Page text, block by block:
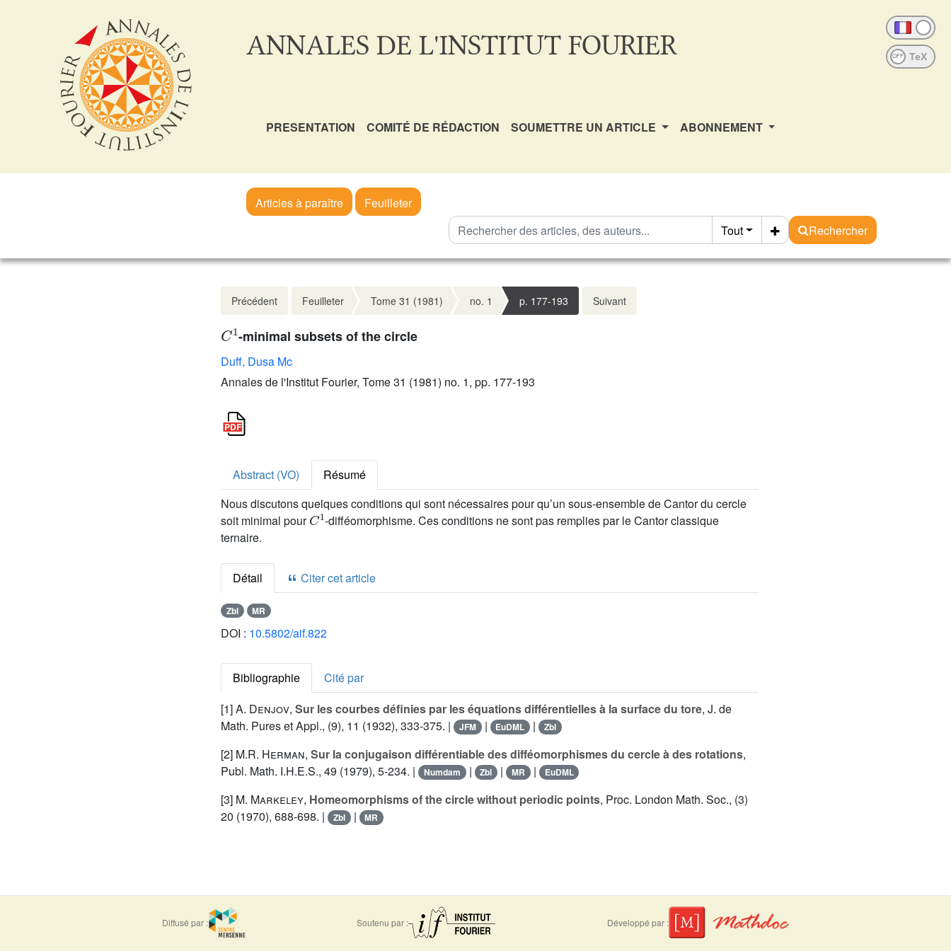
ANNALES DE L'INSTITUT FOURIER OFF
PRESENTATION COMITÉ DE RÉDACTION SOUMETTRE UN ARTICLE ABONNEMENT
Articles à paraître
Feuilleter
Tout
Rechercher
Précédent Feuilleter Tome 31 (1981) no. 1 p. 177-193 Suivant
1
-minimal subsets of the circle
Duff, Dusa Mc
Annales de l'Institut Fourier, Tome 31 (1981) no. 1, pp. 177-193
Abstract (VO)
Résumé
Nous discutons quelques conditions qui sont nécessaires pour qu’un sous-ensemble de Cantor du cercle
soit minimal pour
C1
-difféomorphisme. Ces conditions ne sont pas remplies par le Cantor classique
ternaire.
Détail Citer cet article
Zbl MR
DOI : 10.5802/aif.822
Bibliographie
Cité par
[1]A. Denjov, Sur les courbes définies par les équations différentielles à la surface du tore, J. de
Math. Pures et Appl., (9), 11 (1932), 333-375. |
JFM | EuDML | Zbl
[2] M.R. Herman, Sur la conjugaison différentiable des difféomorphismes du cercle à des rotations,
Publ. Math. I.H.E.S., 49 (1979), 5-234. |
Numdam | Zbl | MR | EuDML
[3] M. Markeley, Homeomorphisms of the circle without periodic points, Proc. London Math. Soc., (3)
20 (1970), 688-698. |
Zbl | MR
Diffusé par : Soutenu par : Développé par :